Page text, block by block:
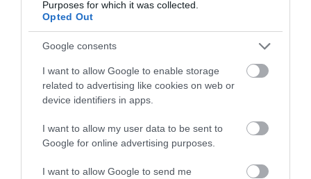
Purposes for which it was collected.
Opted Out
Google consents
I want to allow Google to enable storage
related to advertising like cookies on web or
device identifiers in apps.
I want to allow my user data to be sent to
Google for online advertising purposes.
I want to allow Google to send me
Olvasd el ezt is!
eljárás indult ellene
Így csábítsd a kertedbe a hasznos rovarokat
Így védd meg a diófádat ettől a veszélyes kártevőtől